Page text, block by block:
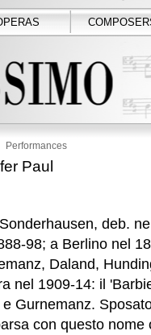
Performances
Paul
deb.
98; a Berlino nel
Daland,
nel 1909-14: il
Gurnemanz.
con questo